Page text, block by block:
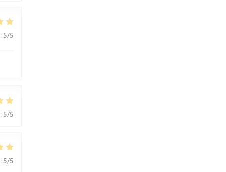
: 5/5
: 5/5
: 5/5